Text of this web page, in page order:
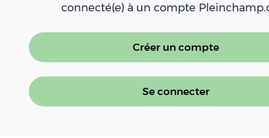
connecté(e) à un compte
Créer un compte
Se connecter